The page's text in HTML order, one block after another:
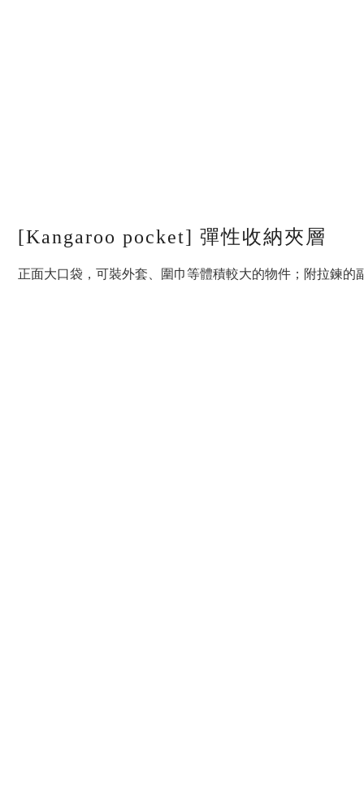
[Kangaroo pocket] 彈性收納夾層
正面大口袋，可裝外套、圍巾等體積較大的物件；附拉鍊的